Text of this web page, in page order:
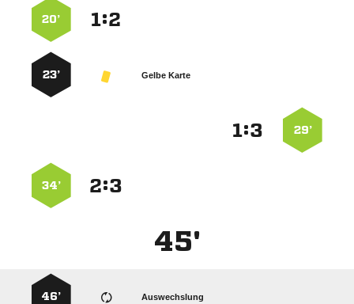
:
20’
Gelbe Karte
23’
29’
:
:
34’
45'
Auswechslung
46’